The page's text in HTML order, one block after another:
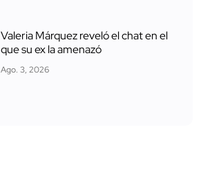
Valeria Márquez reveló el chat en el
que su ex la amenazó
Ago. 3, 2026